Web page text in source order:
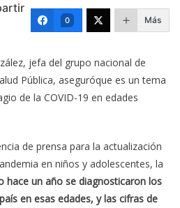
0 Más
jefa del grupo nacional de
Pública, aseguróque es un tema
de la COVID-19 en edades
de prensa para la actualización
en niños y adolescentes, la
hace un año se diagnosticaron los
en esas edades, y las cifras de